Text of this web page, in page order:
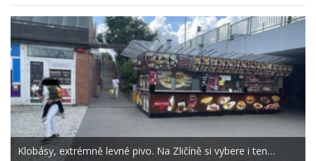
Klobásy, extrémně levné pivo. Na Zličíně si vybere i ten…